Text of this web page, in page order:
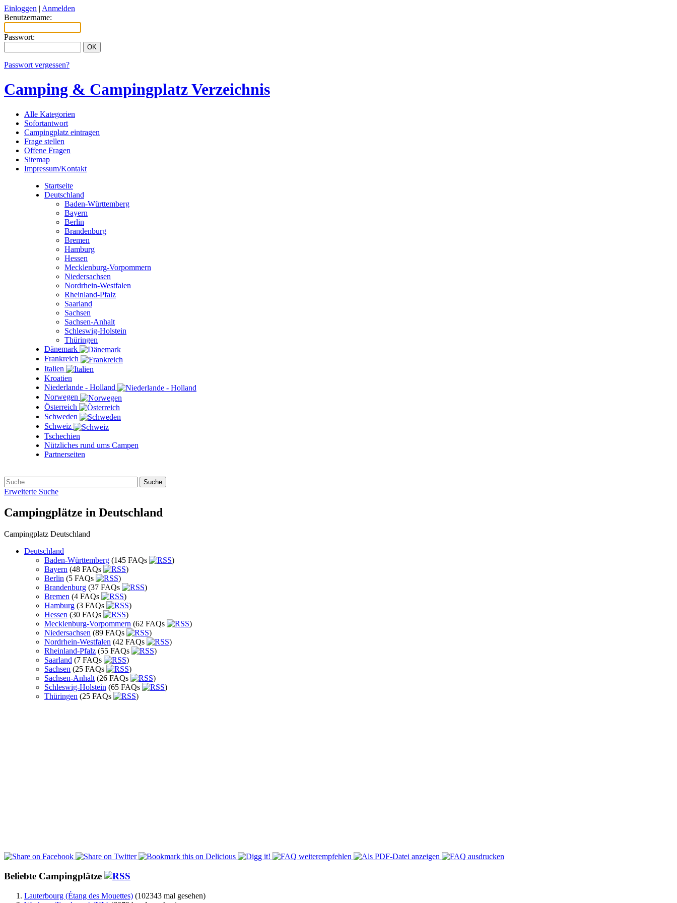
Einloggen | Anmelden
Benutzername:
Passwort:
Passwort vergessen?
Camping & Campingplatz Verzeichnis
Alle Kategorien
Sofortantwort
Campingplatz eintragen
Frage stellen
Offene Fragen
Sitemap
Impressum/Kontakt
Startseite
Deutschland
Baden-Württemberg
Bayern
Berlin
Brandenburg
Bremen
Hamburg
Hessen
Mecklenburg-Vorpommern
Niedersachsen
Nordrhein-Westfalen
Rheinland-Pfalz
Saarland
Sachsen
Sachsen-Anhalt
Schleswig-Holstein
Thüringen
Dänemark
Frankreich
Italien
Kroatien
Niederlande - Holland
Norwegen
Österreich
Schweden
Schweiz
Tschechien
Nützliches rund ums Campen
Partnerseiten
Erweiterte Suche
Campingplätze in Deutschland
Campingplatz Deutschland
Deutschland
Baden-Württemberg (145 FAQs
)
Bayern (48 FAQs
)
Berlin (5 FAQs
)
Brandenburg (37 FAQs
)
Bremen (4 FAQs
)
Hamburg (3 FAQs
)
Hessen (30 FAQs
)
Mecklenburg-Vorpommern (62 FAQs
)
Niedersachsen (89 FAQs
)
Nordrhein-Westfalen (42 FAQs
)
Rheinland-Pfalz (55 FAQs
)
Saarland (7 FAQs
)
Sachsen (25 FAQs
)
Sachsen-Anhalt (26 FAQs
)
Schleswig-Holstein (65 FAQs
)
Thüringen (25 FAQs )
Beliebte Campingplätze
Lauterbourg (Étang des Mouettes) (102343 mal gesehen)